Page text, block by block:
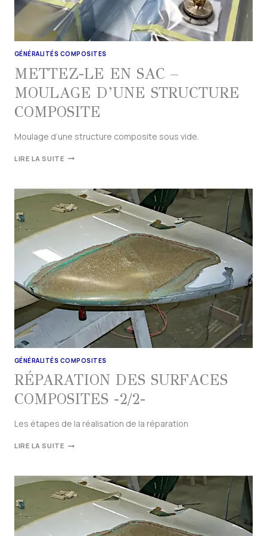
GÉNÉRALITÉS COMPOSITES
METTEZ-LE EN SAC –
MOULAGE D’UNE STRUCTURE
COMPOSITE
Moulage d’une structure composite sous vide.
LIRE LA SUITE
GÉNÉRALITÉS COMPOSITES
RÉPARATION DES SURFACES
COMPOSITES -2/2-
Les étapes de la réalisation de la réparation
LIRE LA SUITE